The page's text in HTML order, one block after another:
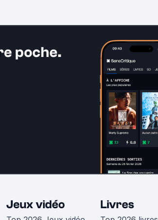
poche.
Jeux vidéo Livres